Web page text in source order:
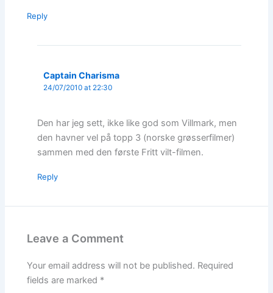
Reply
Captain Charisma
24/07/2010 at 22:30
Den har jeg sett, ikke like god som Villmark, men
den havner vel på topp 3 (norske grøsserfilmer)
sammen med den første Fritt vilt-filmen.
Reply
Leave a Comment
Your email address will not be published. Required
fields are marked *